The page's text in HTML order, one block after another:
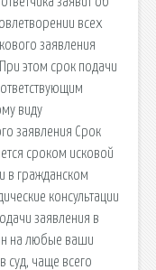
всех
заявления
этом срок подачи
виду
заявления Срок
сроком исковой
в гражданском
консультации
заявления в
на любые ваши
суд, чаще всего